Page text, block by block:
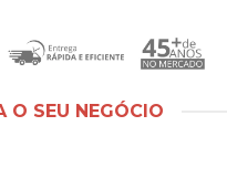
O SEU NEGÓCIO